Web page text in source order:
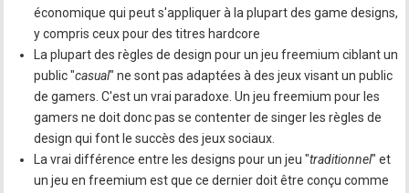
économique qui peut s'appliquer à la plupart des game designs,
y compris ceux pour des titres hardcore
La plupart des règles de design pour un jeu freemium ciblant un
public "casual" ne sont pas adaptées à des jeux visant un public
de gamers. C'est un vrai paradoxe. Un jeu freemium pour les
gamers ne doit donc pas se contenter de singer les règles de
design qui font le succès des jeux sociaux.
La vrai différence entre les designs pour un jeu "traditionnel" et
un jeu en freemium est que ce dernier doit être conçu comme